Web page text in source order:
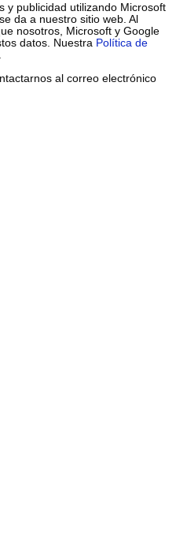
y publicidad utilizando Microsoft
da a nuestro sitio web. Al
nosotros, Microsoft y Google
datos. Nuestra Política de
al correo electrónico